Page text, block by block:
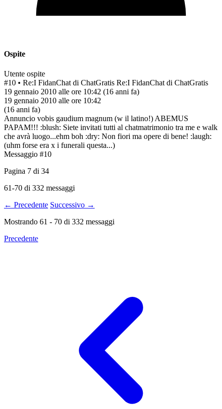
Ospite
Utente ospite
#10 • Re:I FidanChat di ChatGratis Re:I FidanChat di ChatGratis
19 gennaio 2010 alle ore 10:42 (16 anni fa)
19 gennaio 2010 alle ore 10:42
(16 anni fa)
Annuncio vobis gaudium magnum (w il latino!) ABEMUS
PAPAM!!! :blush: Siete invitati tutti al chatmatrimonio tra me e walk
che avrà luogo...ehm boh :dry: Non fiori ma opere di bene! :laugh:
(uhm forse era x i funerali questa...)
Messaggio #10
Pagina 7 di 34
61-70 di 332 messaggi
← Precedente Successivo →
Mostrando 61 - 70 di 332 messaggi
Precedente